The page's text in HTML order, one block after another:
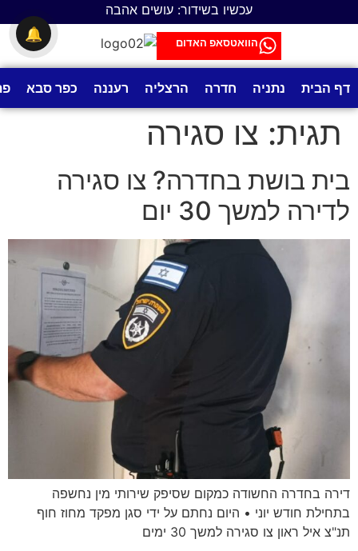
עכשיו בשידור: עושים אהבה
הוואטסאפ האדום
דף הבית נתניה חדרה הרצליה רעננה כפר סבא
תגית: צו סגירה
בית בושת בחדרה? צו סגירה
לדירה למשך 30 יום
דירה בחדרה החשודה כמקום שסיפק שירותי מין נחשפה
בתחילת חודש יוני • היום נחתם על ידי סגן מפקד מחוז חוף
תנ"צ איל ראון צו סגירה למשך 30 ימים
🔔